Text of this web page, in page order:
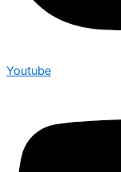
Youtube